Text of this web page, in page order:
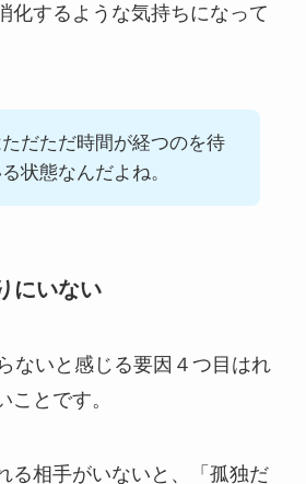
化するような気持ちになって
だただ時間が経つのを待
状態なんだよね。
にいない
ないと感じる要因４つ目はれ
ことです。
る相手がいないと、「孤独だ